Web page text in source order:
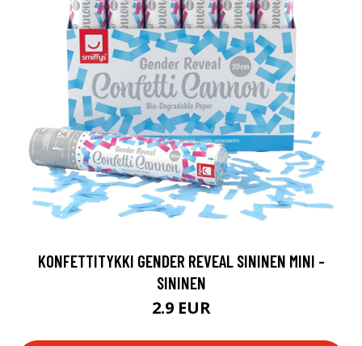
KONFETTITYKKI GENDER REVEAL SININEN MINI -
SININEN
2.9 EUR